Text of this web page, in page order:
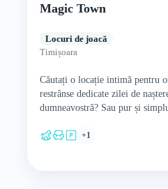
Magic Town
Locuri de joacă
Timișoara
Căutați o locație intimă pentru
restrânse dedicate zilei de
dumneavostră? Sau pur și
+1